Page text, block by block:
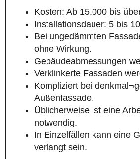
Kosten: Ab 15.000 bis
Installationsdauer: 5 bis
Bei ungedämmten
ohne Wirkung.
Gebäudeabmessungen
Verklinkerte Fassaden
Kompliziert bei
Außenfassade.
Üblicherweise ist eine
notwendig.
In Einzelfällen kann eine
verlangt sein.